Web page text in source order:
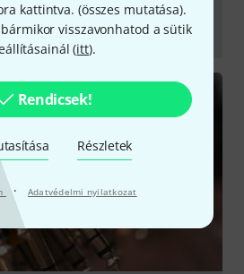
kattintva. (összes mutatása).
visszavonhatod a sütik
(itt).
Rendicsek!
Részletek
· Adatvédelmi nyilatkozat
Cable with Neutrik
XLR connectors